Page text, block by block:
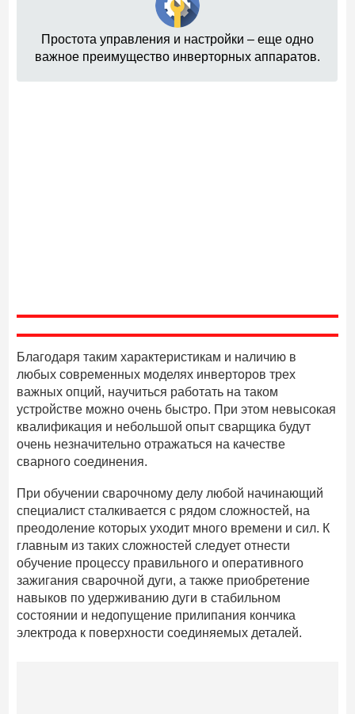
Простота управления и настройки – еще одно
важное преимущество инверторных аппаратов.
Благодаря таким характеристикам и наличию в
любых современных моделях инверторов трех
важных опций, научиться работать на таком
устройстве можно очень быстро. При этом невысокая
квалификация и небольшой опыт сварщика будут
очень незначительно отражаться на качестве
сварного соединения.
При обучении сварочному делу любой начинающий
специалист сталкивается с рядом сложностей, на
преодоление которых уходит много времени и сил. К
главным из таких сложностей следует отнести
обучение процессу правильного и оперативного
зажигания сварочной дуги, а также приобретение
навыков по удерживанию дуги в стабильном
состоянии и недопущение прилипания кончика
электрода к поверхности соединяемых деталей.